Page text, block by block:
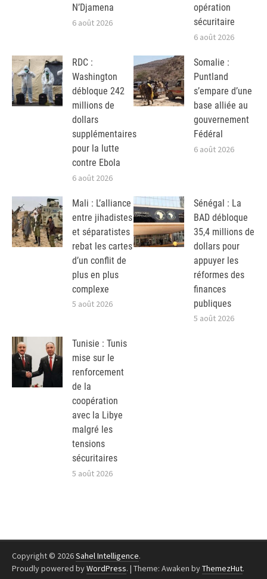
N’Djamena
6 août 2026
opération
sécuritaire
6 août 2026
RDC :
Washington
débloque 242
millions de
dollars
supplémentaires
pour la lutte
contre Ebola
6 août 2026
Somalie :
Puntland
s’empare d’une
base alliée au
gouvernement
Fédéral
6 août 2026
Mali : L’alliance
entre jihadistes
et séparatistes
rebat les cartes
d’un conflit de
plus en plus
complexe
5 août 2026
Sénégal : La
BAD débloque
35,4 millions de
dollars pour
appuyer les
réformes des
finances
publiques
5 août 2026
Tunisie : Tunis
mise sur le
renforcement
de la
coopération
avec la Libye
malgré les
tensions
sécuritaires
5 août 2026
Copyright © 2026Sahel Intelligence.
Proudly powered byWordPress. | Theme: Awaken byThemezHut.